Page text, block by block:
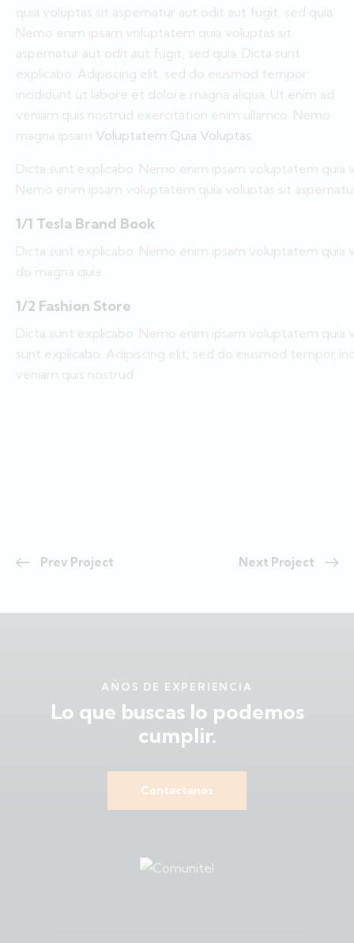
quia voluptas sit aspernatur aut odit aut fugit, sed quia.
Nemo enim ipsam voluptatem quia voluptas sit
aspernatur aut odit aut fugit, sed quia. Dicta sunt
explicabo. Adipiscing elit, sed do eiusmod tempor
incididunt ut labore et dolore magna aliqua. Ut enim ad
veniam quis nostrud exercitation enim ullamco. Nemo
magna ipsam Voluptatem Quia Voluptas.
Dicta sunt explicabo. Nemo enim ipsam voluptatem
Nemo enim ipsam voluptatem quia voluptas sit
1/1 Tesla Brand Book
Dicta sunt explicabo. Nemo enim ipsam voluptatem
do magna quia.
1/2 Fashion Store
Dicta sunt explicabo. Nemo enim ipsam voluptatem
sunt explicabo. Adipiscing elit, sed do eiusmod tempor
veniam quis nostrud.
Prev Project Next Project
AÑOS DE EXPERIENCIA
Lo que buscas lo podemos
cumplir.
Contactanos